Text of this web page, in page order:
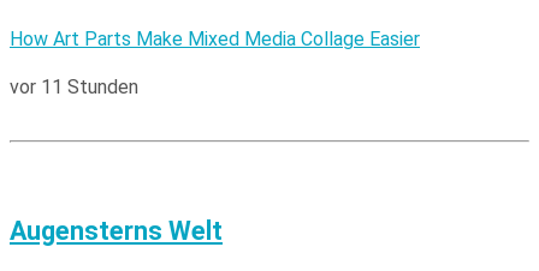
How Art Parts Make Mixed Media Collage Easier
vor 11 Stunden
Augensterns Welt